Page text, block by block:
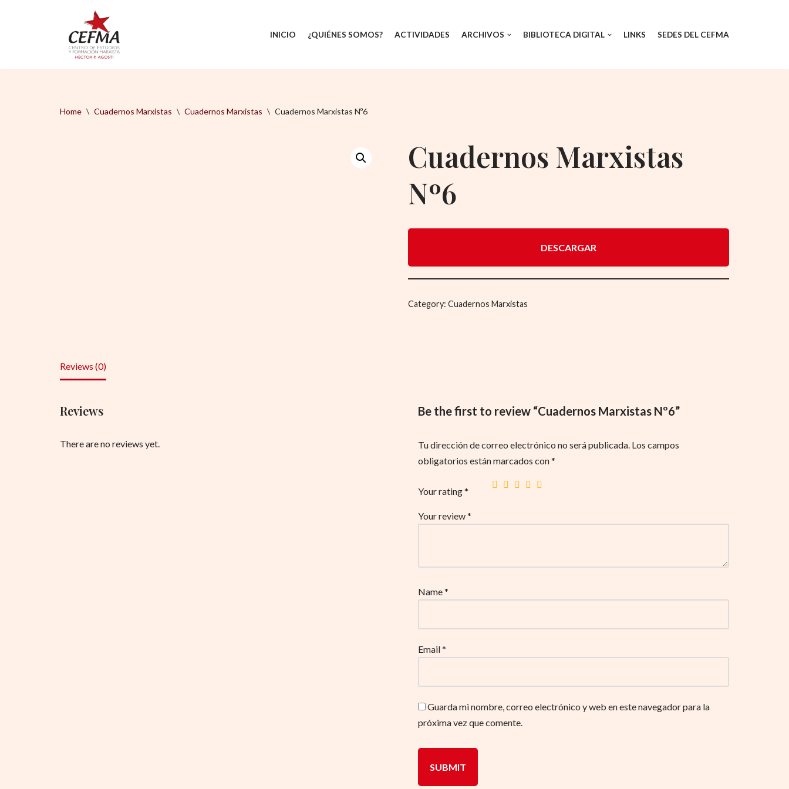
INICIO ¿QUIÉNES SOMOS? ACTIVIDADES ARCHIVOS BIBLIOTECA DIGITAL LINKS SEDES DEL CEFMA
Home \ Cuadernos Marxistas \ Cuadernos Marxistas \ Cuadernos Marxistas Nº6
Cuadernos Marxistas
Nº6
DESCARGAR
Category: Cuadernos Marxistas
Reviews (0)
Reviews
There are no reviews yet.
Be the first to review “Cuadernos Marxistas Nº6”
Tu dirección de correo electrónico no será publicada. Los campos
obligatorios están marcados con*
Your rating*
Your review*
Name*
Email*
Guarda mi nombre, correo electrónico y web en este navegador para la
próxima vez que comente.